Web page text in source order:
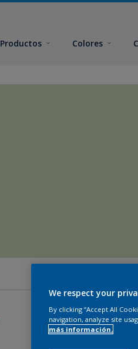
Productos Colores
¿Qué
24resultados para ti
We respect your
By clicking “Accept All
navigation, analyze site
más información.